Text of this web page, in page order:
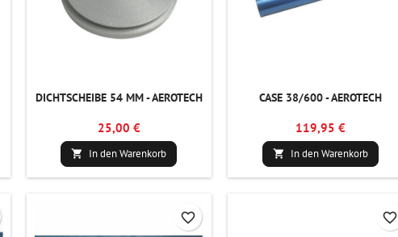
DICHTSCHEIBE 54 MM - AEROTECH
25,00 €
 In den Warenkorb
CASE 38/600 - AEROTECH
119,95 €
 In den Warenkorb
favorite_border favorite_border